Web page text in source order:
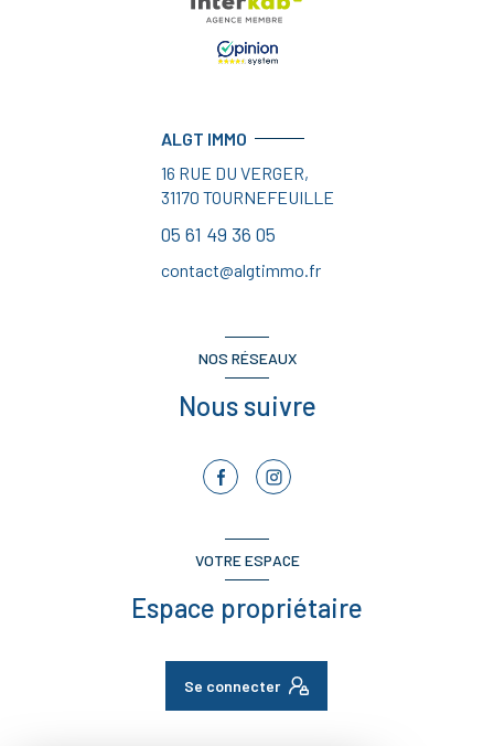
ALGT IMMO
16 RUE DU VERGER,
31170 TOURNEFEUILLE
05 61 49 36 05
contact@algtimmo.fr
NOS RÉSEAUX
Nous suivre
VOTRE ESPACE
Espace propriétaire
Se connecter